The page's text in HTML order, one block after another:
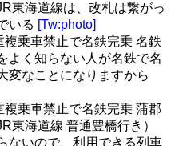
東海道線は、改札は繋がっ
いる [Tw:photo]
複乗車禁止で名鉄完乗 名鉄
よく知らない人が名鉄で名
変なことになりますから
複乗車禁止で名鉄完乗 蒲郡
東海道線 普通豊橋行き）
ないので、利用できる列車